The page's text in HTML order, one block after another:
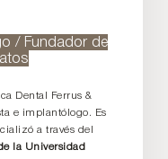
/ Fundador de
Dental Ferrus &
e implantólogo. Es
a través del
la Universidad